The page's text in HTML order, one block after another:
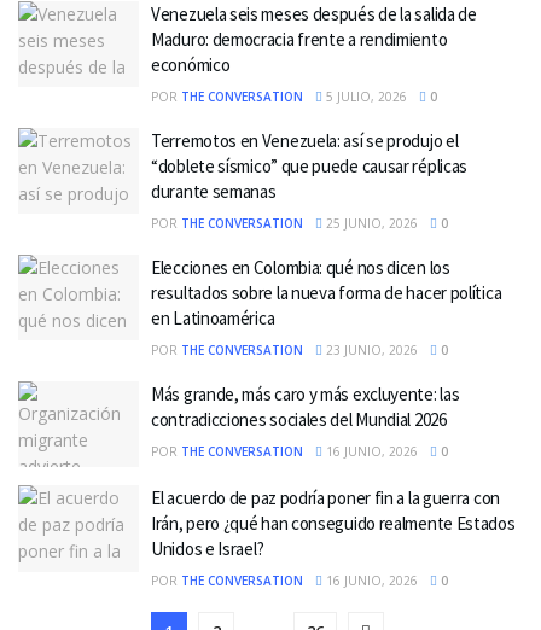
Venezuela seis meses después de la salida de
Maduro: democracia frente a rendimiento
económico
POR THE CONVERSATION 5 JULIO, 2026 0
Terremotos en Venezuela: así se produjo el
“doblete sísmico” que puede causar réplicas
durante semanas
POR THE CONVERSATION 25 JUNIO, 2026 0
Elecciones en Colombia: qué nos dicen los
resultados sobre la nueva forma de hacer política
en Latinoamérica
POR THE CONVERSATION 23 JUNIO, 2026 0
Más grande, más caro y más excluyente: las
contradicciones sociales del Mundial 2026
POR THE CONVERSATION 16 JUNIO, 2026 0
El acuerdo de paz podría poner fin a la guerra con
Irán, pero ¿qué han conseguido realmente Estados
Unidos e Israel?
POR THE CONVERSATION 16 JUNIO, 2026 0